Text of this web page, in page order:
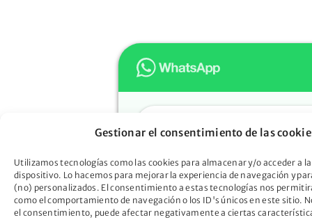
Gestionar el consentimiento de las
Utilizamos tecnologías como las cookies para almacenar y/o acceder a
dispositivo. Lo hacemos para mejorar la experiencia de navegación y
(no) personalizados. El consentimiento a estas tecnologías nos
como el comportamiento de navegación o los ID's únicos en este sitio.
el consentimiento, puede afectar negativamente a ciertas
Hola
Oportunidad. ¿En qué
ayudarte?
Descubre cómo la Ley de
Oportunidad puede liberarte